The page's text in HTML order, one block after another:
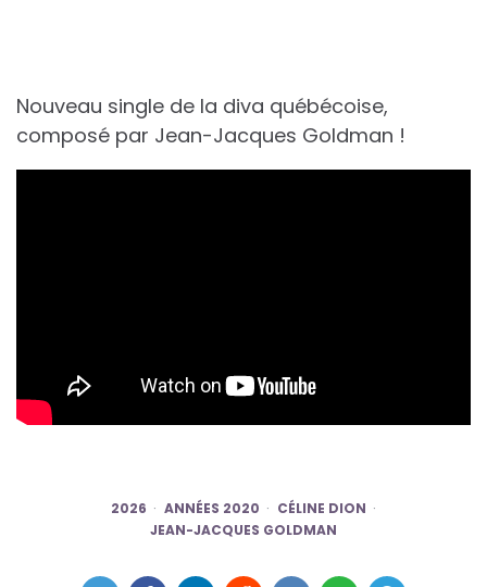
Nouveau single de la diva québécoise,
composé par Jean-Jacques Goldman !
2026 ANNÉES 2020
CÉLINE DION
JEAN-JACQUES GOLDMAN